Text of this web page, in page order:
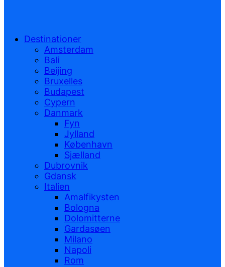
Destinationer
Amsterdam
Bali
Beijing
Bruxelles
Budapest
Cypern
Danmark
Fyn
Jylland
København
Sjælland
Dubrovnik
Gdansk
Italien
Amalfikysten
Bologna
Dolomitterne
Gardasøen
Milano
Napoli
Rom